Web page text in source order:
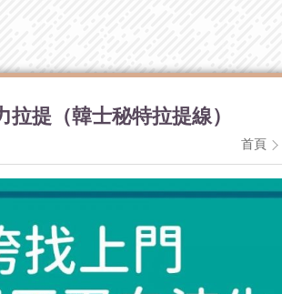
拉提（韓士秘特拉提線）
首頁